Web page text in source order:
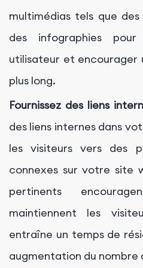
multimédias tels que
des infographies pour
utilisateur et encourager
plus long.
Fournissez des liens
des liens internes dans
les visiteurs vers des
connexes sur votre site
pertinents
maintiennent les
entraîne un temps de
augmentation du nombre